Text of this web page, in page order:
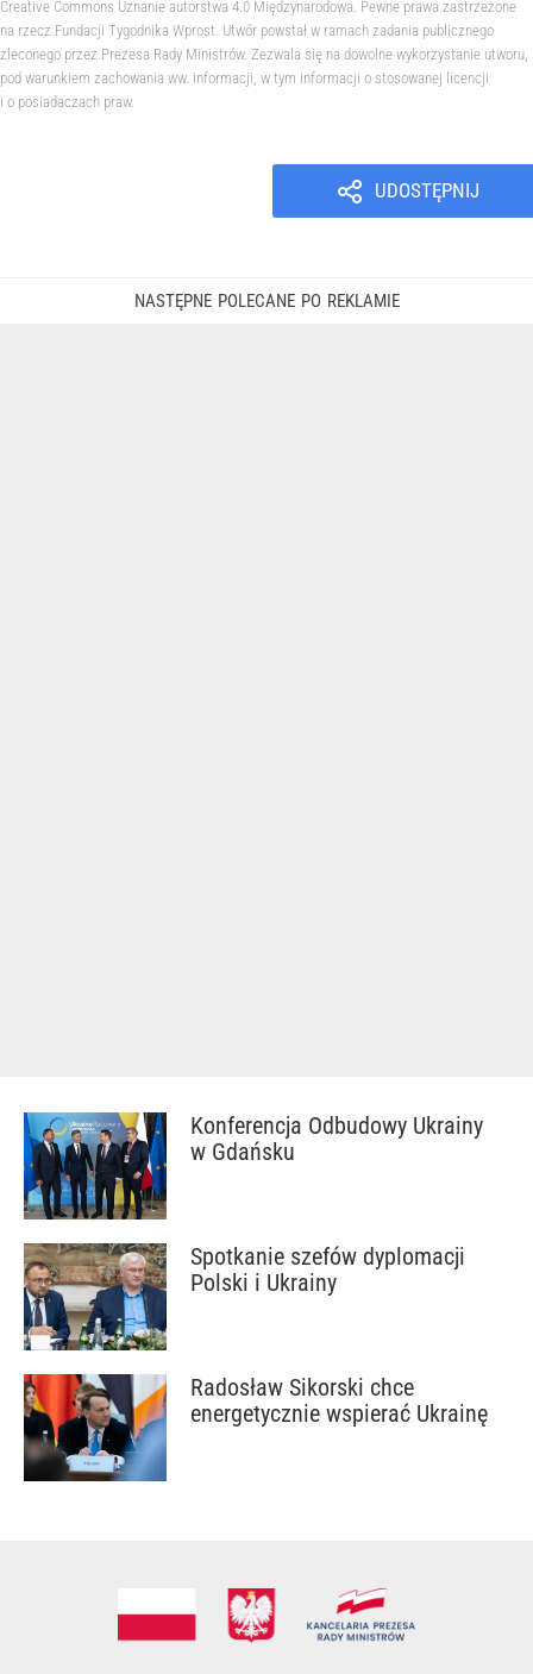
Creative Commons Uznanie autorstwa 4.0 Międzynarodowa. Pewne prawa zastrzeżone
na rzecz Fundacji Tygodnika Wprost. Utwór powstał w ramach zadania publicznego
zleconego przez Prezesa Rady Ministrów. Zezwala się na dowolne wykorzystanie utworu,
pod warunkiem zachowania ww. informacji, w tym informacji o stosowanej licencji
i o posiadaczach praw.
UDOSTĘPNIJ
Konferencja Odbudowy Ukrainy
w Gdańsku
Spotkanie szefów dyplomacji
Polski i Ukrainy
Radosław Sikorski chce
energetycznie wspierać Ukrainę